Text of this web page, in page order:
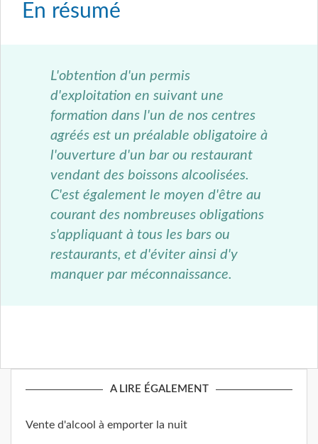
En résumé
L'obtention d'un permis
d'exploitation en suivant une
formation dans l'un de nos centres
agréés est un préalable obligatoire à
l'ouverture d'un bar ou restaurant
vendant des boissons alcoolisées.
C'est également le moyen d'être au
courant des nombreuses obligations
s'appliquant à tous les bars ou
restaurants, et d'éviter ainsi d'y
manquer par méconnaissance.
A LIRE ÉGALEMENT
Vente d'alcool à emporter la nuit